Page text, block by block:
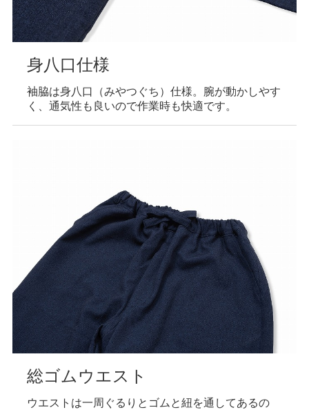
身八口仕様
袖脇は身八口（みやつぐち）仕様。腕が動かしやす
く、通気性も良いので作業時も快適です。
総ゴムウエスト
ウエストは一周ぐるりとゴムと紐を通してあるの